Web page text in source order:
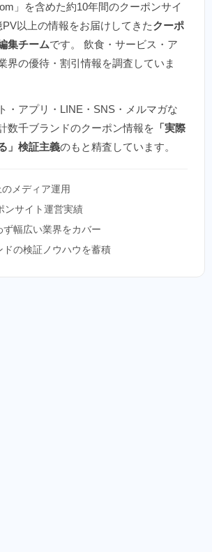
」を含めた約10年間のクーポンサイ
PV以上の情報をお届けしてきたクーポ
集チームです。 飲食・サービス・ア
界の優待・割引情報を調査していま
・アプリ・LINE・SNS・メルマガな
数千ブランドのクーポン情報を 「実際
」検証主義のもと精査しています。
メディア運用
ンサイト運営実績
ず幅広い業界をカバー
ドの検証ノウハウを蓄積